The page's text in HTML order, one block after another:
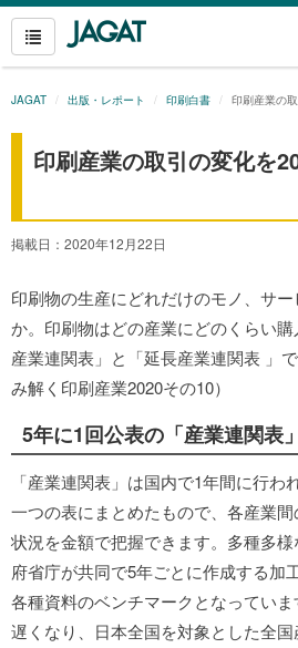
JAGAT 出版・レポート 印刷白書 印刷産業の
印刷産業の取引の変化を
掲載日：2020年12月22日
印刷物の生産にどれだけのモノ、サ
か。印刷物はどの産業にどのくらい
産業連関表」と「延長産業連関表 」
み解く印刷産業2020その10）
5年に1回公表の「産業連関表」
「産業連関表」は国内で1年間に行わ
一つの表にまとめたもので、各産業
状況を金額で把握できます。多種多
府省庁が共同で5年ごとに作成する加
各種資料のベンチマークとなってい
遅くなり、日本全国を対象とした全国